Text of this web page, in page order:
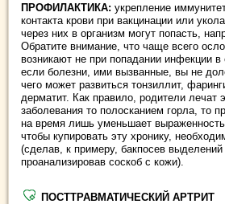
ПРОФИЛАКТИКА: укрепление
контакта крови при вакцинации или
через них в организм могут попасть,
Обратите внимание, что чаще всего
возникают не при попадании инфекции в
если болезни, ими вызванные, вы не
чего может развиться тонзиллит,
дерматит. Как правило, родители лечат
заболевания то полосканием горла, то
на время лишь уменьшает
чтобы купировать эту хронику,
(сделав, к примеру, бакпосев
проанализировав соскоб с кожи).
ПОСТТРАВМАТИЧЕСКИЙ АРТРИТ